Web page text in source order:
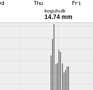
koguhulk
14.74 mm